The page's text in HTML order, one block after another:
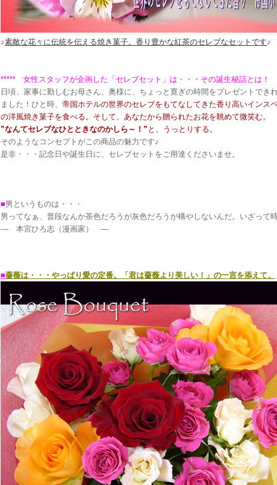
♪素敵な花々に伝統を伝える焼き菓子。香り豊かな紅茶のセレブなセットです♪
***** 女性スタッフが企画した「セレブセット」は・・・その誕生秘話とは！
日頃、家事に勤しむお母さん、奥様に、ちょっと寛ぎの時間をプレゼントでき
ました！ひと時、 帝国ホテルの世界のセレブをもてなしてきた香り高いインス
の洋風焼き菓子を食べる。そして、あなたから贈られたお花を眺めて微笑む。
”なんてセレブなひとときなのかしら～！” と、うっとりする。
そのようなコンセプトがこの商品の魅力です♪
是非・・・記念日や誕生日に、セレブセットをご用達くださいませ。
■男というものは・・・
男ってなぁ、普段なんか茶色だろうが灰色だろうが構やしないんだ。いざって
― 本宮ひろ志（漫画家） ―
■薔薇は・・・やっぱり愛の定番。「君は薔薇より美しい！」の一言を添えて。